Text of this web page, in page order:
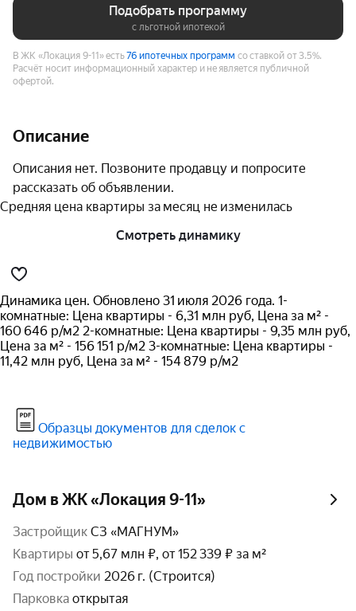
Подобрать программу
с льготной ипотекой
В ЖК «Локация 9-11» есть76 ипотечных программ со ставкой от 3.5%.
Расчёт носит информационный характер и не является публичной
офертой.
Описание
Описания нет. Позвоните продавцу и попросите
рассказать об объявлении.
Средняя цена квартиры за месяц не изменилась
Смотреть динамику
Динамика цен. Обновлено 31 июля 2026 года. 1-
комнатные: Цена квартиры - 6,31 млн руб, Цена за м² -
160 646 р/м2 2-комнатные: Цена квартиры - 9,35 млн руб,
Цена за м² - 156 151 р/м2 3-комнатные: Цена квартиры -
11,42 млн руб, Цена за м² - 154 879 р/м2
Образцы документов для сделок с
недвижимостью
Дом в ЖК «Локация 9-11»
Застройщик СЗ «МАГНУМ»
Квартиры от 5,67 млн ₽, от 152 339 ₽ за м²
год постройки 2026 г. (Строится)
парковка открытая